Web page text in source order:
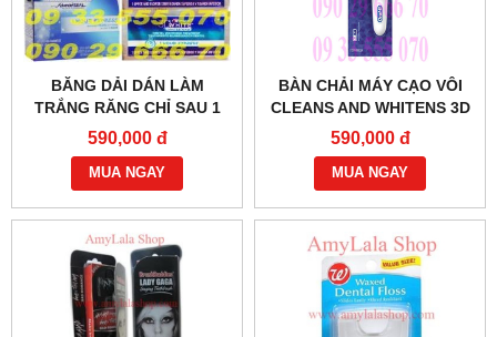
BĂNG DẢI DÁN LÀM
TRẮNG RĂNG CHỈ SAU 1
GIỜ CREST 3D WHITE™
WHITESTRIPS TEETH
WHITENING - 0933555070
590,000 đ
MUA NGAY
BÀN CHẢI MÁY CẠO VÔI
CLEANS AND WHITENS 3D
WHITE POWER -
0902966670 - 0933555070
590,000 đ
MUA NGAY